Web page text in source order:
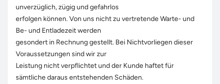
unverzüglich, zügig und gefahrlos
erfolgen können. Von uns nicht zu vertretende Warte- und
Be- und Entladezeit werden
gesondert in Rechnung gestellt. Bei Nichtvorliegen dieser
Voraussetzungen sind wir zur
Leistung nicht verpflichtet und der Kunde haftet für
sämtliche daraus entstehenden Schäden.